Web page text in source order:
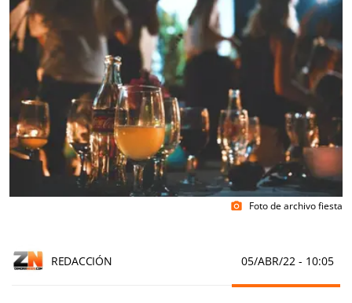
photo_camera Foto de archivo fiesta
REDACCIÓN 05/ABR/22 - 10:05